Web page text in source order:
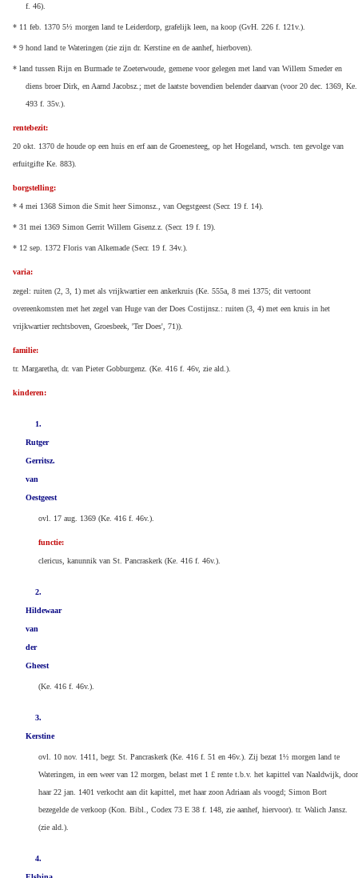
f. 46).
* 11 feb. 1370 5½ morgen land te Leiderdorp, grafelijk leen, na koop (GvH. 226 f. 121v.).
* 9 hond land te Wateringen (zie zijn dr. Kerstine en de aanhef, hierboven).
* land tussen Rijn en Burmade te Zoeterwoude, gemene voor gelegen met land van Willem Smeder en
diens broer Dirk, en Aarnd Jacobsz.; met de laatste bovendien belender daarvan (voor 20 dec. 1369, Ke.
493 f. 35v.).
rentebezit:
20 okt. 1370 de houde op een huis en erf aan de Groenesteeg, op het Hogeland, wrsch. ten gevolge van
erfuitgifte Ke. 883).
borgstelling:
* 4 mei 1368 Simon die Smit heer Simonsz., van Oegstgeest (Secr. 19 f. 14).
* 31 mei 1369 Simon Gerrit Willem Gisenz.z. (Secr. 19 f. 19).
* 12 sep. 1372 Floris van Alkemade (Secr. 19 f. 34v.).
varia:
zegel: ruiten (2, 3, 1) met als vrijkwartier een ankerkruis (Ke. 555a, 8 mei 1375; dit vertoont
overeenkomsten met het zegel van Huge van der Does Costijnsz.: ruiten (3, 4) met een kruis in het
vrijkwartier rechtsboven, Groesbeek, 'Ter Does', 71)).
familie:
tr. Margaretha, dr. van Pieter Gobburgenz. (Ke. 416 f. 46v, zie ald.).
kinderen:
1.
Rutger
Gerritsz.
van
Oestgeest
ovl. 17 aug. 1369 (Ke. 416 f. 46v.).
functie:
clericus, kanunnik van St. Pancraskerk (Ke. 416 f. 46v.).
2.
Hildewaar
van
der
Gheest
(Ke. 416 f. 46v.).
3.
Kerstine
ovl. 10 nov. 1411, begr. St. Pancraskerk (Ke. 416 f. 51 en 46v.). Zij bezat 1½ morgen land te
Wateringen, in een weer van 12 morgen, belast met 1 £ rente t.b.v. het kapittel van Naaldwijk, door
haar 22 jan. 1401 verkocht aan dit kapittel, met haar zoon Adriaan als voogd; Simon Bort
bezegelde de verkoop (Kon. Bibl., Codex 73 E 38 f. 148, zie aanhef, hiervoor). tr. Walich Jansz.
(zie ald.).
4.